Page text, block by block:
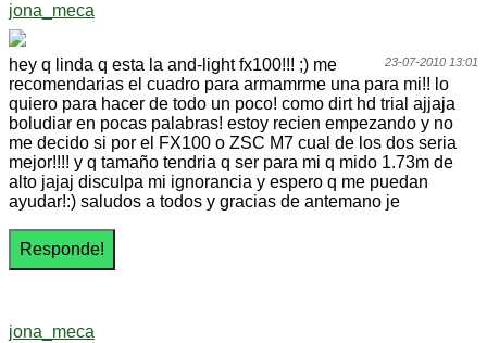
jona_meca
23-07-2010 13:01
hey q linda q esta la and-light fx100!!! ;) me
recomendarias el cuadro para armamrme una para mi!! lo
quiero para hacer de todo un poco! como dirt hd trial ajjaja
boludiar en pocas palabras! estoy recien empezando y no
me decido si por el FX100 o ZSC M7 cual de los dos seria
mejor!!!! y q tamaño tendria q ser para mi q mido 1.73m de
alto jajaj disculpa mi ignorancia y espero q me puedan
ayudar!:) saludos a todos y gracias de antemano je
jona_meca